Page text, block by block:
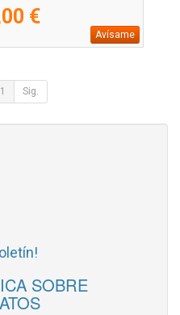
€
Avísame
Sig.
SOBRE